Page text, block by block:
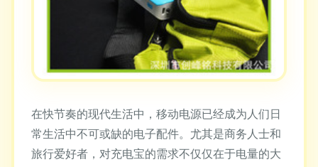
在快节奏的现代生活中，移动电源已经成为人们日
常生活中不可或缺的电子配件。尤其是商务人士和
旅行爱好者，对充电宝的需求不仅仅在于电量的大